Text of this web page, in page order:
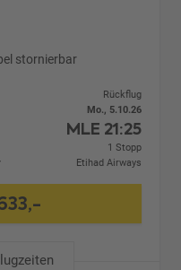
stornierbar
Rückflug
Mo., 5.10.26
MLE 21:25
1 Stopp
Etihad Airways